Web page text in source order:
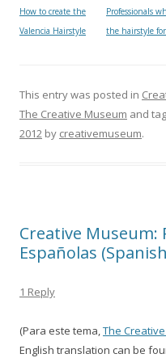
How to create the
Valencia Hairstyle
Professionals
the hairstyle
This entry was posted in
The Creative Museum and
2012 by creativemuseum.
Creative Museum:
Españolas
1 Reply
(Para este tema,The
English translation can be